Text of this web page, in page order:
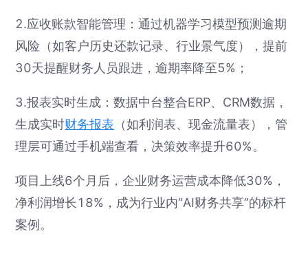
2.应收账款智能管理：通过机器学习模型预测逾期
风险（如客户历史还款记录、行业景气度），提前
30天提醒财务人员跟进，逾期率降至5%；
3.报表实时生成：数据中台整合ERP、CRM数据，
生成实时财务报表 （如利润表、现金流量表），管
理层可通过手机端查看，决策效率提升60%。
项目上线6个月后，企业财务运营成本降低30%，
净利润增长18%，成为行业内“AI财务共享”的标杆
案例。